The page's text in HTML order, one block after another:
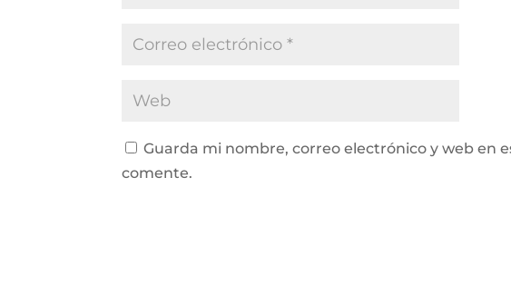
Guarda mi nombre, correo electrónico y web en
comente.